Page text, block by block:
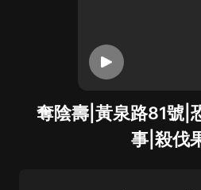
奪陰壽|黃泉路81號|
事|殺伐